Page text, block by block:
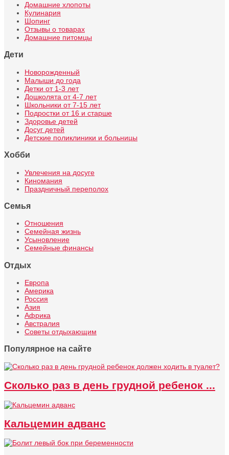
Домашние хлопоты
Кулинария
Шопинг
Отзывы о товарах
Домашние питомцы
Дети
Новорожденный
Малыши до года
Детки от 1-3 лет
Дошколята от 4-7 лет
Школьники от 7-15 лет
Подростки от 16 и старше
Здоровье детей
Досуг детей
Детские поликлиники и больницы
Хобби
Увлечения на досуге
Киномания
Праздничный переполох
Семья
Отношения
Семейная жизнь
Усыновление
Семейные финансы
Отдых
Европа
Америка
Россия
Азия
Африка
Австралия
Советы отдыхающим
Популярное на сайте
Сколько раз в день грудной ребенок ...
Кальцемин адванс